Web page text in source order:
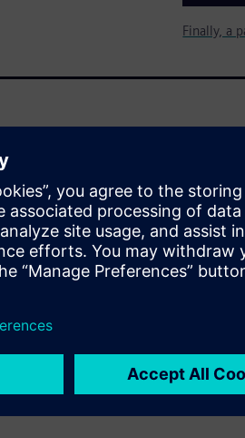
Finally, a
and
to
for
and